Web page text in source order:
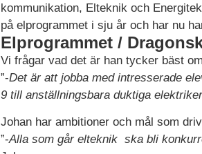
kommunikation, Elteknik och
på elprogrammet i sju år och har nu
Elprogrammet /
Vi frågar vad det är han tycker bäst
”-Det är att jobba med intresserade
9 till anställningsbara duktiga
Johan har ambitioner och mål som
”-Alla som går elteknik ska bli